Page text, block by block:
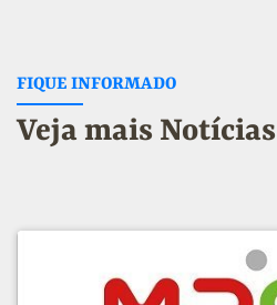
FIQUE INFORMADO
Veja mais Notícias